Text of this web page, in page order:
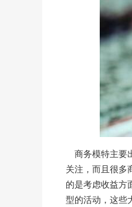
商务模特主要
关注，而且很多
的是考虑收益方
型的活动，这些